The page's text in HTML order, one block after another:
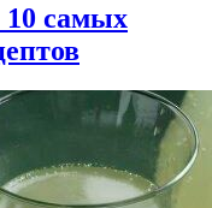
10 самых